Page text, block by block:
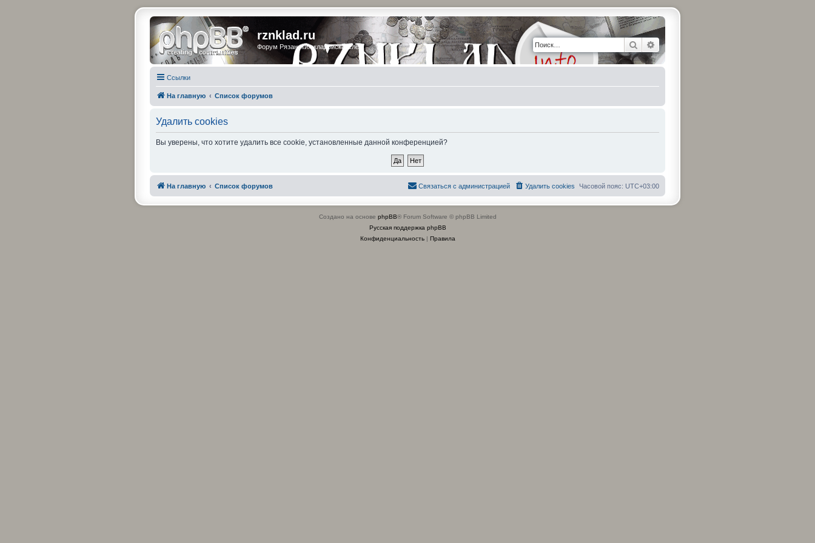
rznklad.ru
Форум Рязанских кладоискателей ПоискРасширенный поиск
Ссылки
На главную Список форумов
Удалить cookies
Вы уверены, что хотите удалить все cookie, установленные данной конференцией?
На главную Список форумов Часовой пояс: UTC+03:00
Удалить cookies
Связаться с администрацией
Создано на основе phpBB® Forum Software © phpBB Limited
Русская поддержка phpBB
Конфиденциальность| Правила